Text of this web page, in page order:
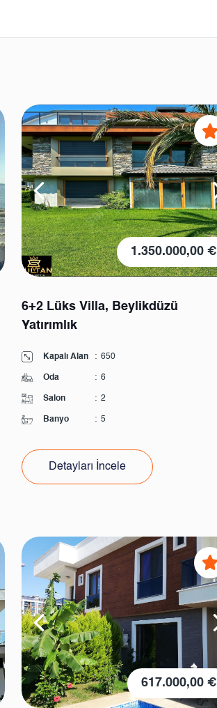
1.350.000,00 €
6+2 Lüks Villa, Beylikdüzü
Yatırımlık
Kapalı Alan : 650
Oda : 6
Salon : 2
Banyo : 5
Detayları İncele
617.000,00 €